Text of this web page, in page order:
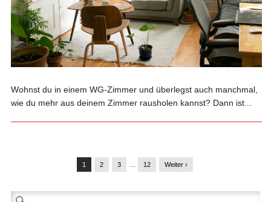
Wohnst du in einem WG-Zimmer und überlegst auch manchmal,
wie du mehr aus deinem Zimmer rausholen kannst? Dann ist...
1 2 3 12 Weiter ›
Suchen